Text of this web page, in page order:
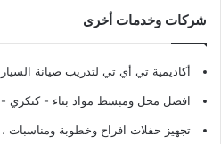
شركات وخدمات أخرى
أكاديمية تي أي تي لتدريب صيانة
افضل محل ومبسط مواد بناء - كنكري
تجهيز حفلات افراح وخطوبة ومناسبات